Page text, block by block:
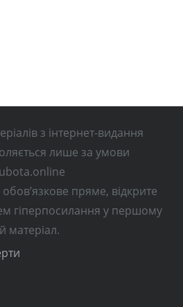
з інтернет-видання
лише за умови
пряме, відкрите
гіперпосилання у першому
матеріал.